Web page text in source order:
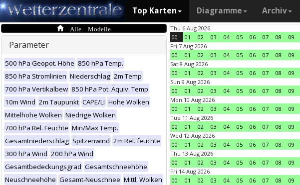
Top Karten Diagramme Archiv
Alle Modelle
Parameter
500 hPa Geopot. Höhe 850 hPa Temp.
850 hPa Stromlinien Niederschlag 2m Temp
700 hPa Vertikalbew 850 hPa Pot. Äquiv. Temp
10m Wind 2m Taupunkt CAPE/LI Hohe Wolken
Mittelhohe Wolken Niedrige Wolken
700 hPa Rel. Feuchte Min/Max Temp.
Gesamtniederschlag Spitzenwind 2m Rel. feuchte
300 hPa Wind 200 hPa Wind
Gesamtbedeckungsgrad Gesamtschneehöhe
Neuschneehöhe Gesamt-Neuschnee Mittl. Wolken
Thu 6 Aug 2026
00
01 02 03 04 05 06 07 08 09
Fri 7 Aug 2026
00
01 02 03 04 05 06 07 08 09
Sat 8 Aug 2026
00
01 02 03 04 05 06 07 08 09
Sun 9 Aug 2026
00
01 02 03 04 05 06 07 08 09
Mon 10 Aug 2026
00
01 02 03 04 05 06 07 08 09
Tue 11 Aug 2026
00
01 02 03 04 05 06 07 08 09
Wed 12 Aug 2026
00
01 02 03 04 05 06 07 08 09
Thu 13 Aug 2026
00
01 02 03 04 05 06 07 08 09
Fri 14 Aug 2026
00
01 02 03 04 05 06 07 08 09